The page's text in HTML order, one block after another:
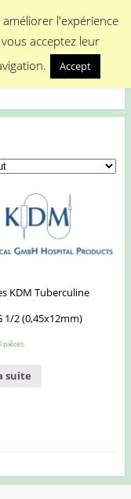
KDM Tuberculine
1/2 (0,45x12mm)
pièces.
suite
l'expérience
acceptez leur
Accept